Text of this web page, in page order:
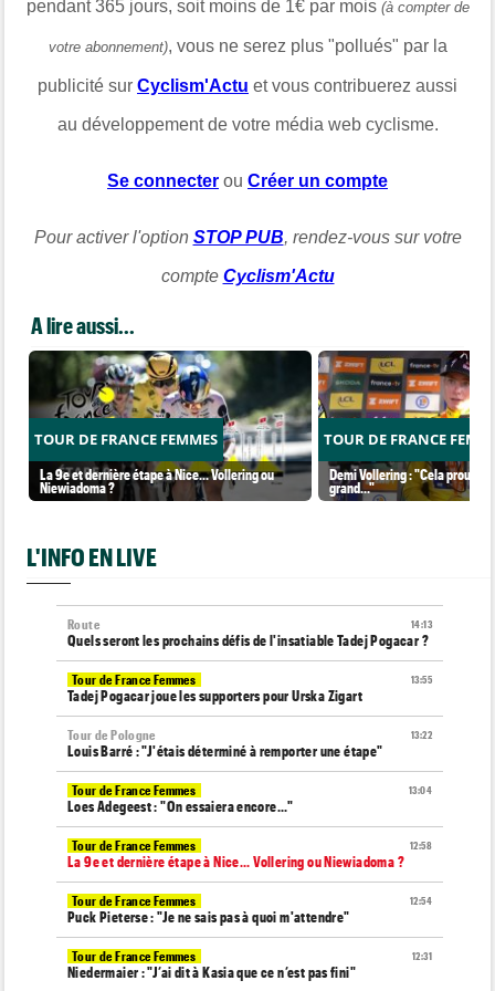
pendant 365 jours, soit moins de 1€ par mois (à compter de
votre abonnement), vous ne serez plus "pollués" par la
publicité sur Cyclism'Actu et vous contribuerez aussi
au développement de votre média web cyclisme.
Se connecter ou Créer un compte
Pour activer l'option STOP PUB, rendez-vous sur votre
compte Cyclism'Actu
A lire aussi...
TOUR DE FRANCE FEMMES
La 9e et dernière étape à Nice... Vollering ou
Niewiadoma ?
TOUR DE FRANCE
Demi Vollering : "Cela prouve
grand..."
L'INFO EN LIVE
14:13
Route
Quels seront les prochains défis de l'insatiable Tadej Pogacar ?
13:55
Tour de France Femmes
Tadej Pogacar joue les supporters pour Urska Zigart
13:22
Tour de Pologne
Louis Barré : "J'étais déterminé à remporter une étape"
13:04
Tour de France Femmes
Loes Adegeest : "On essaiera encore..."
12:58
Tour de France Femmes
La 9e et dernière étape à Nice... Vollering ou Niewiadoma ?
12:54
Tour de France Femmes
Puck Pieterse : "Je ne sais pas à quoi m'attendre"
12:31
Tour de France Femmes
Niedermaier : "J’ai dit à Kasia que ce n’est pas fini"